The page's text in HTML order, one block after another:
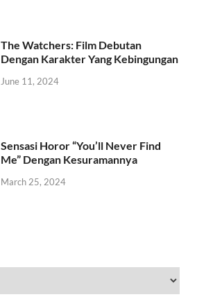
The Watchers: Film Debutan
Dengan Karakter Yang Kebingungan
June 11, 2024
Sensasi Horor “You’ll Never Find
Me” Dengan Kesuramannya
March 25, 2024